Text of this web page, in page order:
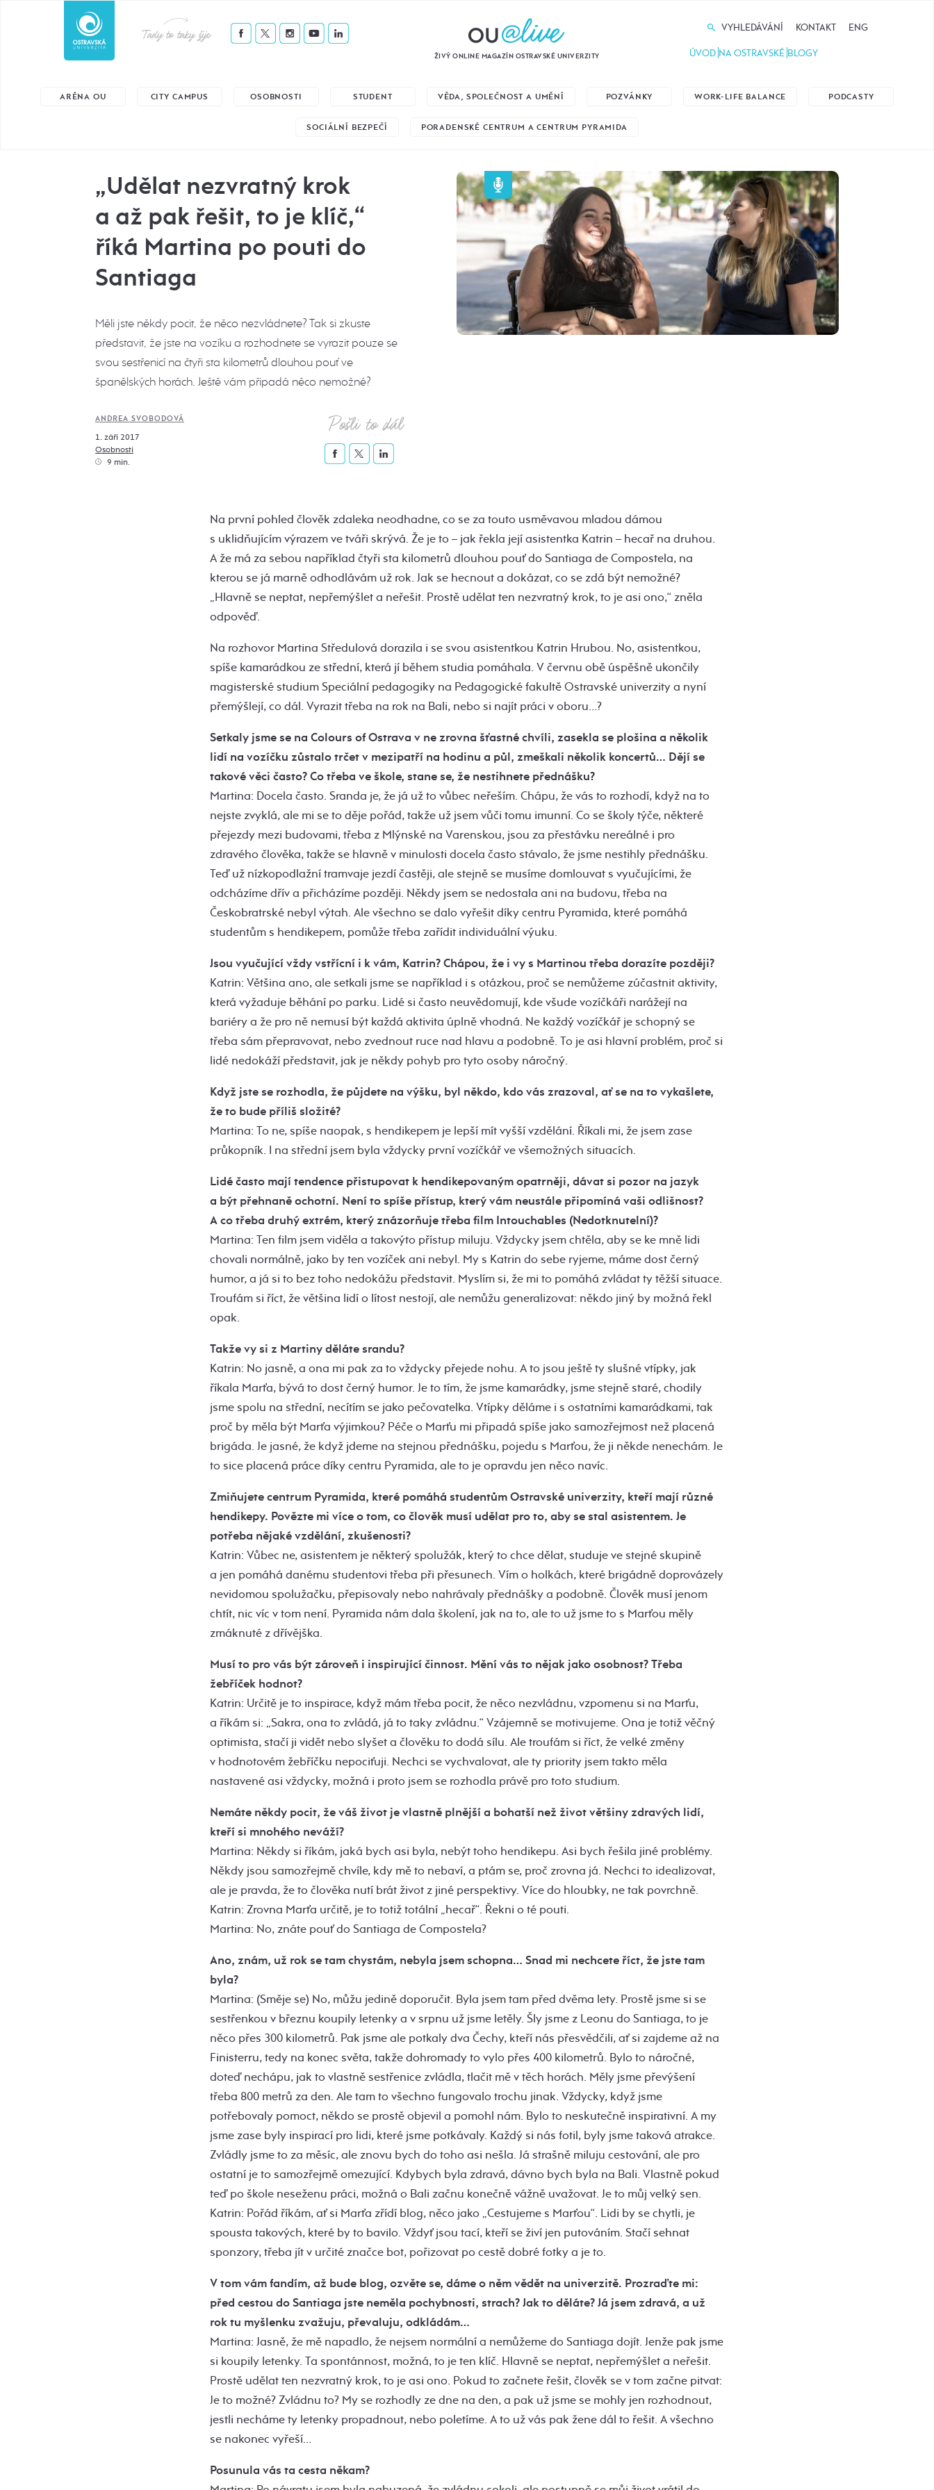
Tady to taky žije
ŽIVÝ ONLINE MAGAZÍN OSTRAVSKÉ UNIVERZITY
VYHLEDÁVÁNÍ KONTAKT ENG
ÚVOD NA OSTRAVSKÉ BLOGY
ARÉNA OU CITY CAMPUS OSOBNOSTI STUDENT VĚDA, SPOLEČNOST A UMĚNÍ POZVÁNKY WORK-LIFE BALANCE PODCASTY
SOCIÁLNÍ BEZPEČÍ PORADENSKÉ CENTRUM A CENTRUM PYRAMIDA
„Udělat nezvratný krok
a až pak řešit, to je klíč,“
říká Martina po pouti do
Santiaga
Měli jste někdy pocit, že něco nezvládnete? Tak si zkuste
představit, že jste na vozíku a rozhodnete se vyrazit pouze se
svou sestřenicí na čtyři sta kilometrů dlouhou pouť ve
španělských horách. Ještě vám připadá něco nemožné?
ANDREA SVOBODOVÁ
1. září 2017
Osobnosti
9 min.
Pošli to dál
Na první pohled člověk zdaleka neodhadne, co se za touto usměvavou mladou dámou
s uklidňujícím výrazem ve tváři skrývá. Že je to – jak řekla její asistentka Katrin – hecař na druhou.
A že má za sebou například čtyři sta kilometrů dlouhou pouť do Santiaga de Compostela, na
kterou se já marně odhodlávám už rok. Jak se hecnout a dokázat, co se zdá být nemožné?
„Hlavně se neptat, nepřemýšlet a neřešit. Prostě udělat ten nezvratný krok, to je asi ono,“ zněla
odpověď.
Na rozhovor Martina Středulová dorazila i se svou asistentkou Katrin Hrubou. No, asistentkou,
spíše kamarádkou ze střední, která jí během studia pomáhala. V červnu obě úspěšně ukončily
magisterské studium Speciální pedagogiky na Pedagogické fakultě Ostravské univerzity a nyní
přemýšlejí, co dál. Vyrazit třeba na rok na Bali, nebo si najít práci v oboru…?
Setkaly jsme se na Colours of Ostrava v ne zrovna šťastné chvíli, zasekla se plošina a několik
lidí na vozíčku zůstalo trčet v mezipatří na hodinu a půl, zmeškali několik koncertů… Dějí se
takové věci často? Co třeba ve škole, stane se, že nestihnete přednášku?
Martina: Docela často. Sranda je, že já už to vůbec neřeším. Chápu, že vás to rozhodí, když na to
nejste zvyklá, ale mi se to děje pořád, takže už jsem vůči tomu imunní. Co se školy týče, některé
přejezdy mezi budovami, třeba z Mlýnské na Varenskou, jsou za přestávku nereálné i pro
zdravého člověka, takže se hlavně v minulosti docela často stávalo, že jsme nestihly přednášku.
Teď už nízkopodlažní tramvaje jezdí častěji, ale stejně se musíme domlouvat s vyučujícími, že
odcházíme dřív a přicházíme později. Někdy jsem se nedostala ani na budovu, třeba na
Českobratrské nebyl výtah. Ale všechno se dalo vyřešit díky centru Pyramida, které pomáhá
studentům s hendikepem, pomůže třeba zařídit individuální výuku.
Jsou vyučující vždy vstřícní i k vám, Katrin? Chápou, že i vy s Martinou třeba dorazíte později?
Katrin: Většina ano, ale setkali jsme se například i s otázkou, proč se nemůžeme zúčastnit aktivity,
která vyžaduje běhání po parku. Lidé si často neuvědomují, kde všude vozíčkáři narážejí na
bariéry a že pro ně nemusí být každá aktivita úplně vhodná. Ne každý vozíčkář je schopný se
třeba sám přepravovat, nebo zvednout ruce nad hlavu a podobně. To je asi hlavní problém, proč si
lidé nedokáží představit, jak je někdy pohyb pro tyto osoby náročný.
Když jste se rozhodla, že půjdete na výšku, byl někdo, kdo vás zrazoval, ať se na to vykašlete,
že to bude příliš složité?
Martina: To ne, spíše naopak, s hendikepem je lepší mít vyšší vzdělání. Říkali mi, že jsem zase
průkopník. I na střední jsem byla vždycky první vozíčkář ve všemožných situacích.
Lidé často mají tendence přistupovat k hendikepovaným opatrněji, dávat si pozor na jazyk
a být přehnaně ochotní. Není to spíše přístup, který vám neustále připomíná vaši odlišnost?
A co třeba druhý extrém, který znázorňuje třeba film Intouchables (Nedotknutelní)?
Martina: Ten film jsem viděla a takovýto přístup miluju. Vždycky jsem chtěla, aby se ke mně lidi
chovali normálně, jako by ten vozíček ani nebyl. My s Katrin do sebe ryjeme, máme dost černý
humor, a já si to bez toho nedokážu představit. Myslím si, že mi to pomáhá zvládat ty těžší situace.
Troufám si říct, že většina lidí o lítost nestojí, ale nemůžu generalizovat: někdo jiný by možná řekl
opak.
Takže vy si z Martiny děláte srandu?
Katrin: No jasně, a ona mi pak za to vždycky přejede nohu. A to jsou ještě ty slušné vtípky, jak
říkala Marťa, bývá to dost černý humor. Je to tím, že jsme kamarádky, jsme stejně staré, chodily
jsme spolu na střední, necítím se jako pečovatelka. Vtípky děláme i s ostatními kamarádkami, tak
proč by měla být Marťa výjimkou? Péče o Marťu mi připadá spíše jako samozřejmost než placená
brigáda. Je jasné, že když jdeme na stejnou přednášku, pojedu s Marťou, že ji někde nenechám. Je
to sice placená práce díky centru Pyramida, ale to je opravdu jen něco navíc.
Zmiňujete centrum Pyramida, které pomáhá studentům Ostravské univerzity, kteří mají různé
hendikepy. Povězte mi více o tom, co člověk musí udělat pro to, aby se stal asistentem. Je
potřeba nějaké vzdělání, zkušenosti?
Katrin: Vůbec ne, asistentem je některý spolužák, který to chce dělat, studuje ve stejné skupině
a jen pomáhá danému studentovi třeba při přesunech. Vím o holkách, které brigádně doprovázely
nevidomou spolužačku, přepisovaly nebo nahrávaly přednášky a podobně. Člověk musí jenom
chtít, nic víc v tom není. Pyramida nám dala školení, jak na to, ale to už jsme to s Marťou měly
zmáknuté z dřívějška.
Musí to pro vás být zároveň i inspirující činnost. Mění vás to nějak jako osobnost? Třeba
žebříček hodnot?
Katrin: Určitě je to inspirace, když mám třeba pocit, že něco nezvládnu, vzpomenu si na Marťu,
a říkám si: „Sakra, ona to zvládá, já to taky zvládnu.“ Vzájemně se motivujeme. Ona je totiž věčný
optimista, stačí ji vidět nebo slyšet a člověku to dodá sílu. Ale troufám si říct, že velké změny
v hodnotovém žebříčku nepociťuji. Nechci se vychvalovat, ale ty priority jsem takto měla
nastavené asi vždycky, možná i proto jsem se rozhodla právě pro toto studium.
Nemáte někdy pocit, že váš život je vlastně plnější a bohatší než život většiny zdravých lidí,
kteří si mnohého neváží?
Martina: Někdy si říkám, jaká bych asi byla, nebýt toho hendikepu. Asi bych řešila jiné problémy.
Někdy jsou samozřejmě chvíle, kdy mě to nebaví, a ptám se, proč zrovna já. Nechci to idealizovat,
ale je pravda, že to člověka nutí brát život z jiné perspektivy. Více do hloubky, ne tak povrchně.
Katrin: Zrovna Marťa určitě, je to totiž totální „hecař“. Řekni o té pouti.
Martina: No, znáte pouť do Santiaga de Compostela?
Ano, znám, už rok se tam chystám, nebyla jsem schopna… Snad mi nechcete říct, že jste tam
byla?
Martina: (Směje se) No, můžu jedině doporučit. Byla jsem tam před dvěma lety. Prostě jsme si se
sestřenkou v březnu koupily letenky a v srpnu už jsme letěly. Šly jsme z Leonu do Santiaga, to je
něco přes 300 kilometrů. Pak jsme ale potkaly dva Čechy, kteří nás přesvědčili, ať si zajdeme až na
Finisterru, tedy na konec světa, takže dohromady to vylo přes 400 kilometrů. Bylo to náročné,
doteď nechápu, jak to vlastně sestřenice zvládla, tlačit mě v těch horách. Měly jsme převýšení
třeba 800 metrů za den. Ale tam to všechno fungovalo trochu jinak. Vždycky, když jsme
potřebovaly pomoct, někdo se prostě objevil a pomohl nám. Bylo to neskutečně inspirativní. A my
jsme zase byly inspirací pro lidi, které jsme potkávaly. Každý si nás fotil, byly jsme taková atrakce.
Zvládly jsme to za měsíc, ale znovu bych do toho asi nešla. Já strašně miluju cestování, ale pro
ostatní je to samozřejmě omezující. Kdybych byla zdravá, dávno bych byla na Bali. Vlastně pokud
teď po škole neseženu práci, možná o Bali začnu konečně vážně uvažovat. Je to můj velký sen.
Katrin: Pořád říkám, ať si Marťa zřídí blog, něco jako „Cestujeme s Marťou“. Lidi by se chytli, je
spousta takových, které by to bavilo. Vždyť jsou tací, kteří se živí jen putováním. Stačí sehnat
sponzory, třeba jít v určité značce bot, pořizovat po cestě dobré fotky a je to.
V tom vám fandím, až bude blog, ozvěte se, dáme o něm vědět na univerzitě. Prozraďte mi:
před cestou do Santiaga jste neměla pochybnosti, strach? Jak to děláte? Já jsem zdravá, a už
rok tu myšlenku zvažuju, převaluju, odkládám…
Martina: Jasně, že mě napadlo, že nejsem normální a nemůžeme do Santiaga dojít. Jenže pak jsme
si koupily letenky. Ta spontánnost, možná, to je ten klíč. Hlavně se neptat, nepřemýšlet a neřešit.
Prostě udělat ten nezvratný krok, to je asi ono. Pokud to začnete řešit, člověk se v tom začne pitvat:
Je to možné? Zvládnu to? My se rozhodly ze dne na den, a pak už jsme se mohly jen rozhodnout,
jestli necháme ty letenky propadnout, nebo poletíme. A to už vás pak žene dál to řešit. A všechno
se nakonec vyřeší…
Posunula vás ta cesta někam?